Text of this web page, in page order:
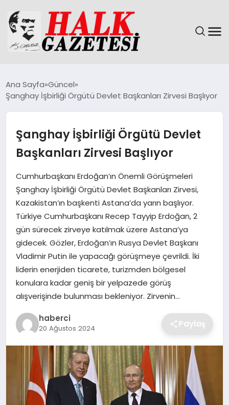
DÜNYA
EĞITIM
EKONOMI
SIYASET
YAŞAM
Ana Sayfa Güncel
Şanghay İşbirliği Örgütü Devlet Başkanları Zirvesi Başlıyor
Şanghay İşbirliği Örgütü Devlet
Başkanları Zirvesi Başlıyor
Cumhurbaşkanı Erdoğan’ın Önemli Görüşmeleri
Şanghay İşbirliği Örgütü Devlet Başkanları Zirvesi,
Kazakistan’ın başkenti Astana’da yarın başlıyor.
Türkiye Cumhurbaşkanı Recep Tayyip Erdoğan, 2
gün sürecek zirveye katılmak üzere Astana’ya
gidecek. Gözler, Erdoğan’ın Rusya Devlet Başkanı
Vladimir Putin ile yapacağı görüşmeye çevrildi. İki
liderin enerjiden ticarete, turizmden bölgesel
konulara kadar geniş bir yelpazede görüş
alışverişinde bulunması bekleniyor. Zirvenin…
haberci
20 Ağustos 2024 Paylaş